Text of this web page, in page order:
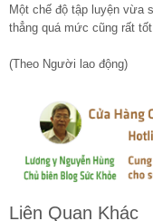
Một chế độ tập luyện vừa
thẳng quá mức cũng rất
(Theo Người lao động)
Liên Quan Khác